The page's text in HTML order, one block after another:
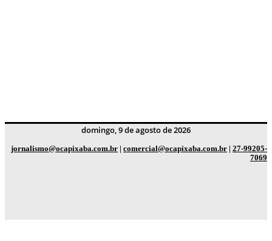
domingo, 9 de agosto de 2026
jornalismo@ocapixaba.com.br | comercial@ocapixaba.com.br | 27-99205-
7069